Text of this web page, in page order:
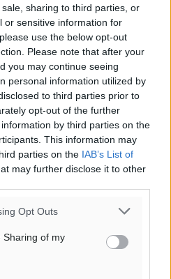
sharing to third parties, or
or sensitive information for
use the below opt-out
Please note that after your
you may continue seeing
personal information utilized by
to third parties prior to
opt-out of the further
by third parties on the
This information may
parties on the IAB’s List of
may further disclose it to other
Opt Outs
Sharing of my